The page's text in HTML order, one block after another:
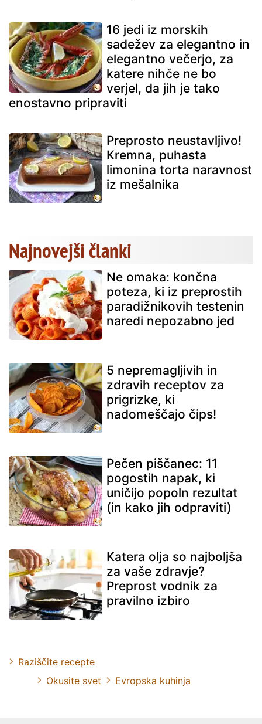
16 jedi iz morskih
sadežev za elegantno in
elegantno večerjo, za
katere nihče ne bo
verjel, da jih je tako
enostavno pripraviti
Preprosto neustavljivo!
Kremna, puhasta
limonina torta naravnost
iz mešalnika
Najnovejši članki
Ne omaka: končna
poteza, ki iz preprostih
paradižnikovih testenin
naredi nepozabno jed
5 nepremagljivih in
zdravih receptov za
prigrizke, ki
nadomeščajo čips!
Pečen piščanec: 11
pogostih napak, ki
uničijo popoln rezultat
(in kako jih odpraviti)
Katera olja so najboljša
za vaše zdravje?
Preprost vodnik za
pravilno izbiro
Raziščite recepte
Okusite svet
Evropska kuhinja